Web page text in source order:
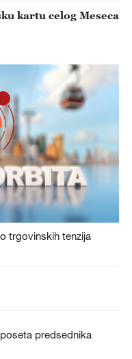
kartu celog Meseca
trgovinskih tenzija
predsednika